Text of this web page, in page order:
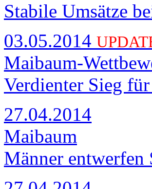
Stabile Umsätze
03.05.2014
Maibaum-
Verdienter Sieg
27.04.2014
Maibaum
Männer entwerfen